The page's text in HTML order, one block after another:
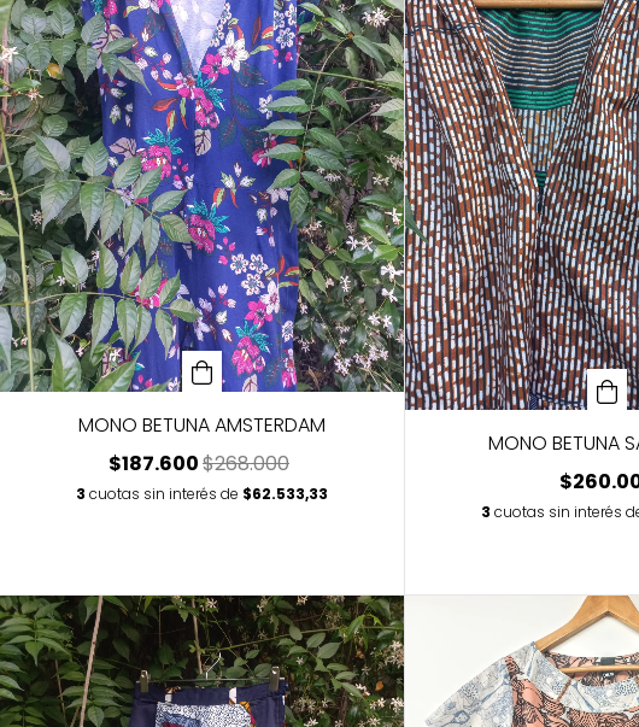
MONO BETUNA AMSTERDAM
$187.600$268.000
3 cuotas sin interés de $62.533,33
MONO BETUNA
3 cuotas sin interés